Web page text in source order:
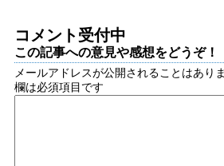
コメント受付中
この記事への意見や感想をどうぞ！
メールアドレスが公開されることはありま
欄は必須項目です